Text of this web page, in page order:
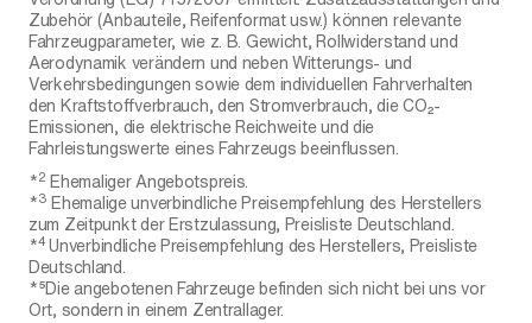
Zubehör (Anbauteile, Reifenformat usw.) können relevante
Fahrzeugparameter, wie z. B. Gewicht, Rollwiderstand und
Aerodynamik verändern und neben Witterungs- und
Verkehrsbedingungen sowie dem individuellen Fahrverhalten
den Kraftstoffverbrauch, den Stromverbrauch, die CO₂-
Emissionen, die elektrische Reichweite und die
Fahrleistungswerte eines Fahrzeugs beeinflussen.
*2 Ehemaliger Angebotspreis.
*3 Ehemalige unverbindliche Preisempfehlung des Herstellers
zum Zeitpunkt der Erstzulassung, Preisliste Deutschland.
*4Unverbindliche Preisempfehlung des Herstellers, Preisliste
Deutschland.
*⁵Die angebotenen Fahrzeuge befinden sich nicht bei uns vor
Ort, sondern in einem Zentrallager.